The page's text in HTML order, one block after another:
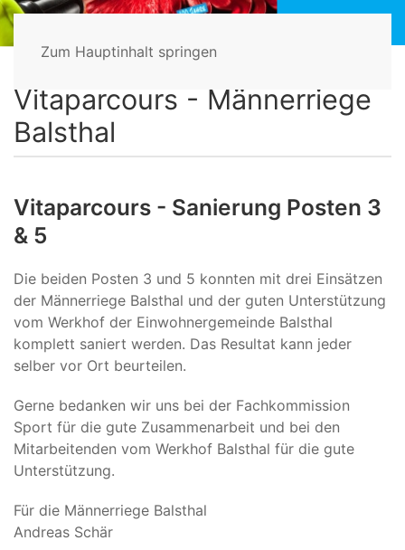
Zum Hauptinhalt springen
Home Vitaparcours
Vitaparcours - Männerriege
Balsthal
Vitaparcours - Sanierung Posten 3
& 5
Die beiden Posten 3 und 5 konnten mit drei Einsätzen
der Männerriege Balsthal und der guten Unterstützung
vom Werkhof der Einwohnergemeinde Balsthal
komplett saniert werden. Das Resultat kann jeder
selber vor Ort beurteilen.
Gerne bedanken wir uns bei der Fachkommission
Sport für die gute Zusammenarbeit und bei den
Mitarbeitenden vom Werkhof Balsthal für die gute
Unterstützung.
Für die Männerriege Balsthal
Andreas Schär